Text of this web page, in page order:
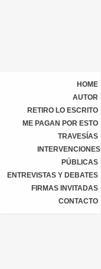
HOME
AUTOR
RETIRO LO ESCRITO
ME PAGAN POR ESTO
TRAVESÍAS
INTERVENCIONES
PÚBLICAS
ENTREVISTAS Y DEBATES
FIRMAS INVITADAS
CONTACTO